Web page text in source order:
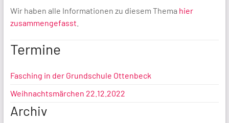
Wir haben alle Informationen zu diesem Thema hier
zusammengefasst
Termine
Fasching in der Grundschule Ottenbeck
Weihnachtsmärchen 22.12.2022
Archiv